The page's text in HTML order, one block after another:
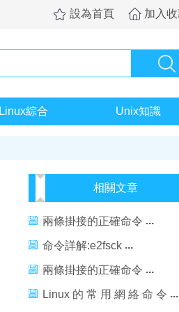
設為首頁 加入
Linux綜合 Unix知識
相關文章
兩條掛接的正確命令
命令詳解:e2fsck
兩條掛接的正確命令
Linux 的 常 用 網 絡 命 令